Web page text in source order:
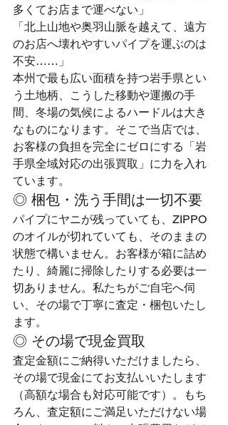
多くてお店まで運べない」
「北上山地や奥羽山脈を越えて、遠方
のお店へ壊れやすいパイプを運ぶのは
不安……」
本州で最も広い面積を持つ岩手県とい
う土地柄、こうした移動や運搬の手
間、冬場の気候によるハードルは大き
なものになります。そこで当店では、
お客様の負担を完全にゼロにする「岩
手県全域対応の出張買取」に力を入れ
ています。
◎ 梱包・洗う手間は一切不要
パイプにヤニが残っていても、ZIPPO
のオイルが切れていても、そのままの
状態で構いません。お客様が箱に詰め
たり、綺麗に掃除したりする必要は一
切ありません。私たちがご自宅へ伺
い、その場で丁寧に査定・梱包いたし
ます。
◎ その場で現金買取
査定金額にご納得いただけましたら、
その場で現金にてお支払いいたします
（高額な場合も対応可能です）。もち
ろん、査定額にご満足いただけない場